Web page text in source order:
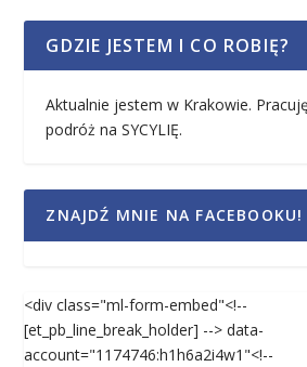
GDZIE JESTEM I CO ROBIĘ?
Aktualnie jestem w Krakowie.
podróż na SYCYLIĘ.
ZNAJDŹ MNIE NA FACEBOOKU!
<div class="ml-form-embed"<!--
[et_pb_line_break_holder] --> data-
account="1174746:h1h6a2i4w1"<!--